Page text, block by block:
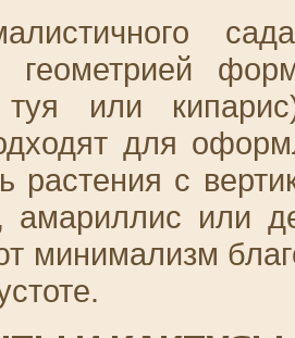
геометрией
туя или
для
растения с
амариллис или
минимализм